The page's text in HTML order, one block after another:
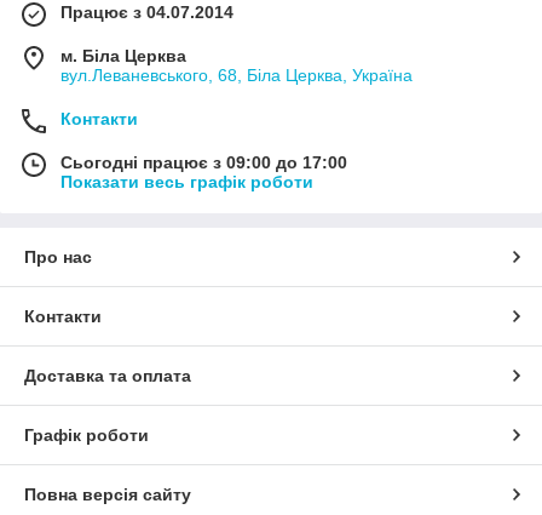
Працює з 04.07.2014
м. Біла Церква
вул.Леваневського, 68, Біла Церква, Україна
Контакти
Сьогодні працює з 09:00 до 17:00
Показати весь графік роботи
Про нас
Контакти
Доставка та оплата
Графік роботи
Повна версія сайту